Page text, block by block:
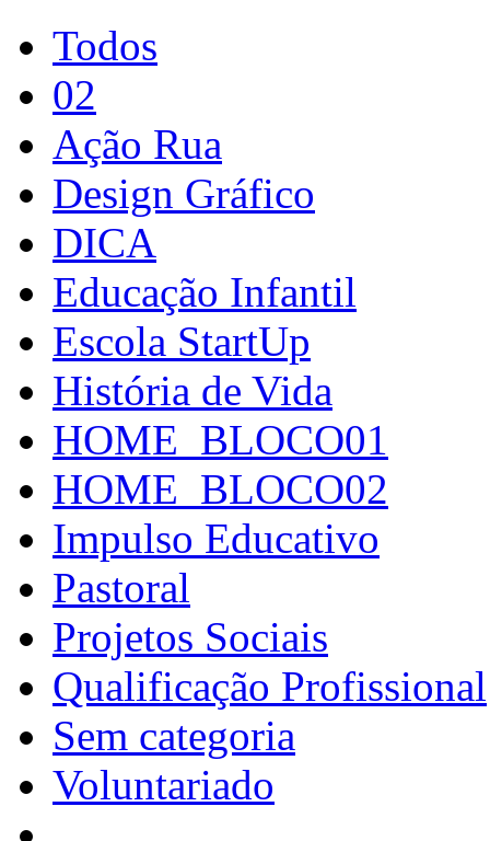
Todos
02
Ação Rua
Design Gráfico
DICA
Educação Infantil
Escola StartUp
História de Vida
HOME_BLOCO01
HOME_BLOCO02
Impulso Educativo
Pastoral
Projetos Sociais
Qualificação Profissional
Sem categoria
Voluntariado